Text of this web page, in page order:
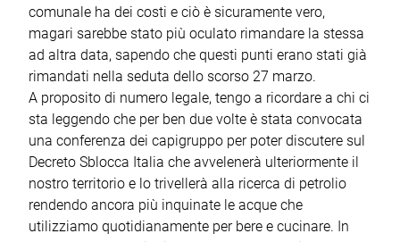
comunale ha dei costi e ciò è sicuramente vero,
magari sarebbe stato più oculato rimandare la stessa
ad altra data, sapendo che questi punti erano stati già
rimandati nella seduta dello scorso 27 marzo.
A proposito di numero legale, tengo a ricordare a chi ci
sta leggendo che per ben due volte è stata convocata
una conferenza dei capigruppo per poter discutere sul
Decreto Sblocca Italia che avvelenerà ulteriormente il
nostro territorio e lo trivellerà alla ricerca di petrolio
rendendo ancora più inquinate le acque che
utilizziamo quotidianamente per bere e cucinare. In